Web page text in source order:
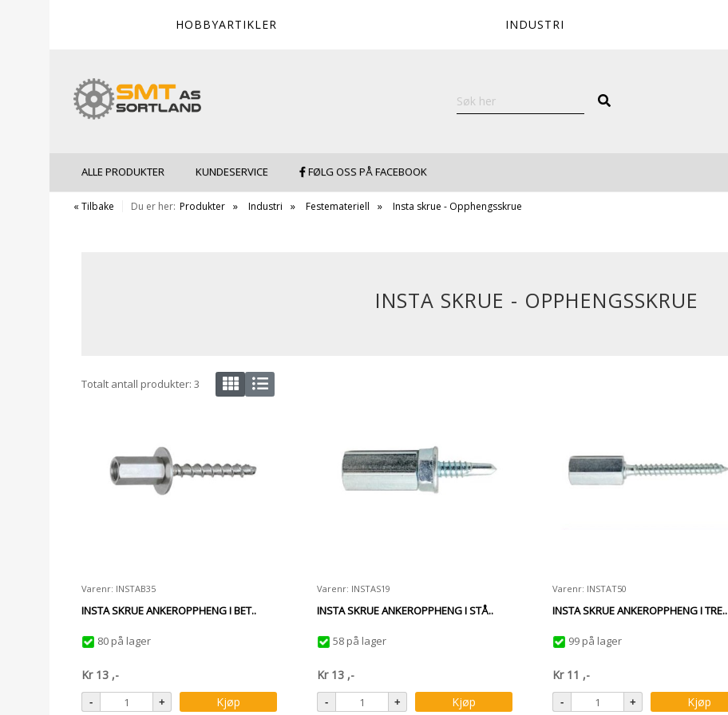
HOBBYARTIKLER INDUSTRI
ALLE PRODUKTER KUNDESERVICE FØLG OSS PÅ FACEBOOK
« Tilbake Du er her: Produkter Industri Festemateriell Insta skrue - Opphengsskrue
INSTA SKRUE - OPPHENGSSKRUE
Totalt antall produkter: 3
Varenr: INSTAB35
INSTA SKRUE ANKEROPPHENG I BET..
80 på lager
Kr 13 ,-
Kjøp
Varenr: INSTAS19
INSTA SKRUE ANKEROPPHENG I STÅ..
58 på lager
Kr 13 ,-
Kjøp
Varenr: INSTAT50
INSTA SKRUE ANKEROPPHENG I TRE..
99 på lager
Kr 11 ,-
Kjøp